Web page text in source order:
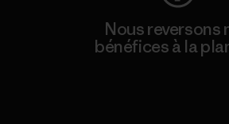
Nous reversons
bénéfices à la